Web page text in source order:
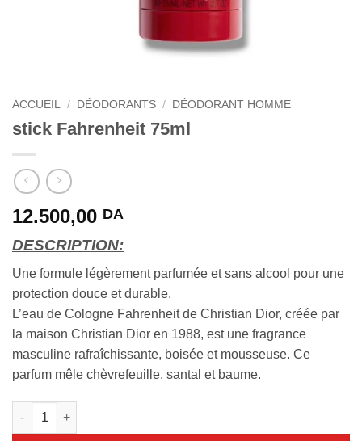
ACCUEIL / DÉODORANTS / DÉODORANT HOMME
stick Fahrenheit 75ml
12.500,00 DA
DESCRIPTION:
Une formule légèrement parfumée et sans alcool pour une
protection douce et durable.
L’eau de Cologne Fahrenheit de Christian Dior, créée par
la maison Christian Dior en 1988, est une fragrance
masculine rafraîchissante, boisée et mousseuse. Ce
parfum mêle chèvrefeuille, santal et baume.
quantité de stick Fahrenheit 75ml